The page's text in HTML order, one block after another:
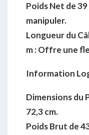
Poids Net de 39
manipuler.
Longueur du
m :Offre une
Information
Dimensions du
72,3 cm.
Poids Brut de